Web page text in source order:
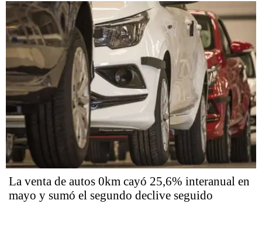
La venta de autos 0km cayó 25,6% interanual en
mayo y sumó el segundo declive seguido